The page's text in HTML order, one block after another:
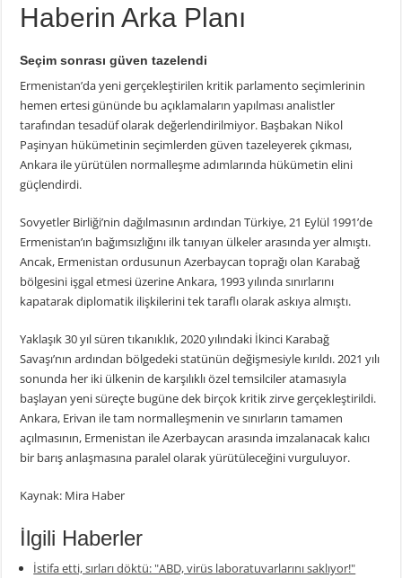
Haberin Arka Planı
Seçim sonrası güven tazelendi
Ermenistan’da yeni gerçekleştirilen kritik parlamento seçimlerinin
hemen ertesi gününde bu açıklamaların yapılması analistler
tarafından tesadüf olarak değerlendirilmiyor. Başbakan Nikol
Paşinyan hükümetinin seçimlerden güven tazeleyerek çıkması,
Ankara ile yürütülen normalleşme adımlarında hükümetin elini
güçlendirdi.
Sovyetler Birliği’nin dağılmasının ardından Türkiye, 21 Eylül 1991’de
Ermenistan’ın bağımsızlığını ilk tanıyan ülkeler arasında yer almıştı.
Ancak, Ermenistan ordusunun Azerbaycan toprağı olan Karabağ
bölgesini işgal etmesi üzerine Ankara, 1993 yılında sınırlarını
kapatarak diplomatik ilişkilerini tek taraflı olarak askıya almıştı.
Yaklaşık 30 yıl süren tıkanıklık, 2020 yılındaki İkinci Karabağ
Savaşı’nın ardından bölgedeki statünün değişmesiyle kırıldı. 2021 yılı
sonunda her iki ülkenin de karşılıklı özel temsilciler atamasıyla
başlayan yeni süreçte bugüne dek birçok kritik zirve gerçekleştirildi.
Ankara, Erivan ile tam normalleşmenin ve sınırların tamamen
açılmasının, Ermenistan ile Azerbaycan arasında imzalanacak kalıcı
bir barış anlaşmasına paralel olarak yürütüleceğini vurguluyor.
Kaynak: Mira Haber
İlgili Haberler
İstifa etti, sırları döktü: "ABD, virüs laboratuvarlarını saklıyor!"